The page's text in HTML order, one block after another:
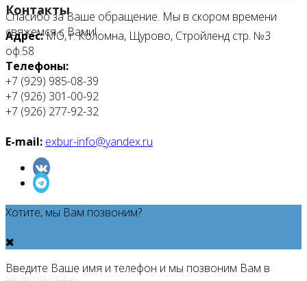
Спасибо за Ваше обращение. Мы в скором времени
свяжемся с Вами!
Контакты
Адрес:МО, г. Коломна, Щурово, Стройленд стр. №3
оф.58
Телефоны:
+7 (929) 985-08-39
+7 (926) 301-00-92
+7 (926) 277-92-32
E-mail: exbur-info@yandex.ru
Хотите, мы Вам позвоним?
Введите Ваше имя и телефон и мы позвоним Вам в